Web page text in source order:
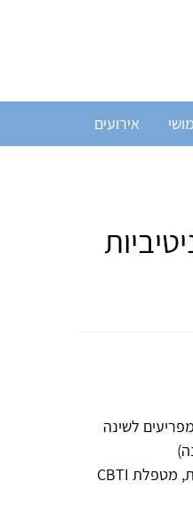
אירועים
לשינה
בהנחיית דר' עופרה פלינט ברטלר, בעלת התמחות בשינה Ph.D פסיכותרפיסטית, מטפלת CBTI